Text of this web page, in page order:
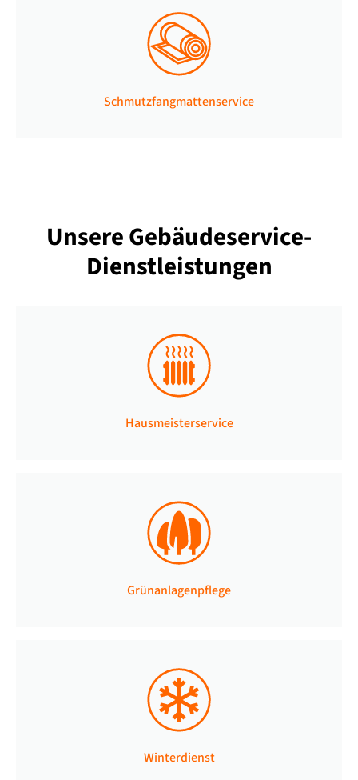
Schmutzfangmattenservice
UnsereGebäudeservice-
Dienstleistungen
Hausmeisterservice
Grünanlagenpflege
Winterdienst